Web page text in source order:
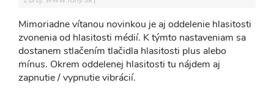
Mimoriadne vítanou novinkou je aj oddelenie hlasitosti
zvonenia od hlasitosti médií. K týmto nastaveniam sa
dostanem stlačením tlačidla hlasitosti plus alebo
mínus. Okrem oddelenej hlasitosti tu nájdem aj
zapnutie / vypnutie vibrácií.